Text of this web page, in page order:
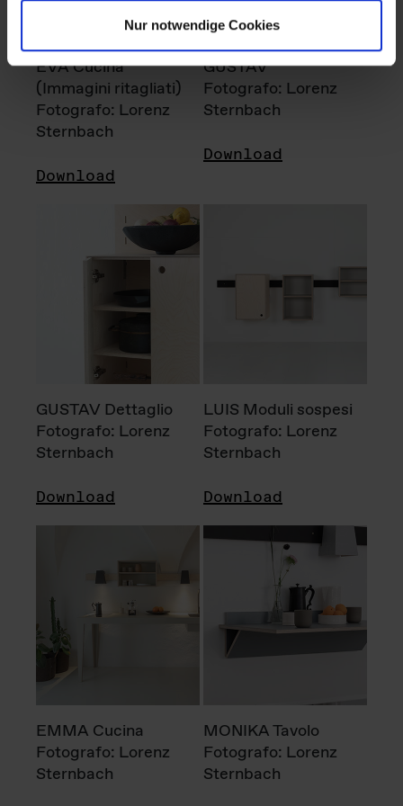
Nur notwendige Cookies
EVA Cucina
(Immagini ritagliati)
Fotografo: Lorenz
Sternbach
Download
GUSTAV
Fotografo: Lorenz
Sternbach
Download
GUSTAV Dettaglio
Fotografo: Lorenz
Sternbach
Download
LUIS Moduli sospesi
Fotografo: Lorenz
Sternbach
Download
EMMA Cucina
Fotografo: Lorenz
Sternbach
MONIKA Tavolo
Fotografo: Lorenz
Sternbach